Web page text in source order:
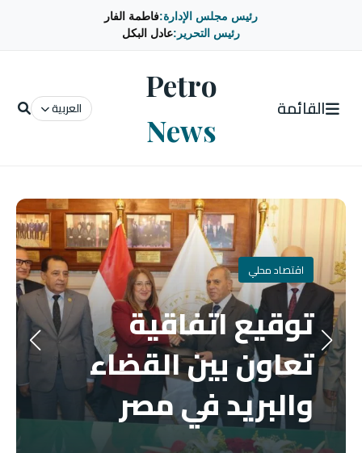
رئيس مجلس الإدارة:فاطمة الفار
رئيس التحرير:عادل البكل
القائمة
Petro
News
العربية
اقتصاد محلي
توقيع اتفاقية
تعاون بين القضاء
والبريد في مصر